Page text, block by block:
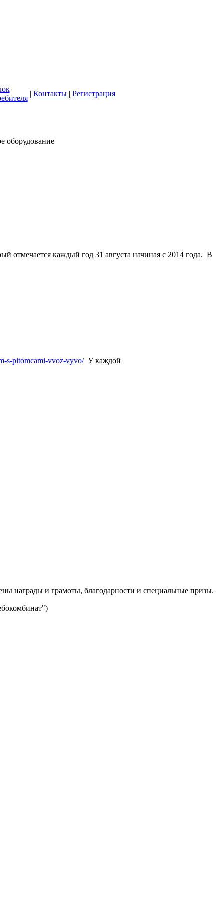
50 лет
| Контакты | Регистрация
оборудование
отмечается каждый год 31 августа начиная с 2014 года. В
s-pitomcami-vvoz-vyvo/У каждой
награды и грамоты, благодарности и специальные призы.